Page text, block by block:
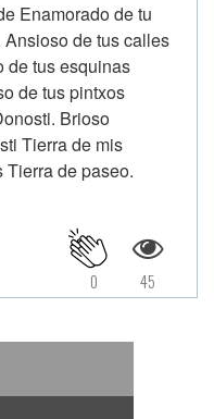
Enamorado de tu
de tus calles
de tus esquinas
de tus pintxos
Brioso
Tierra de mis
de paseo.
45
0